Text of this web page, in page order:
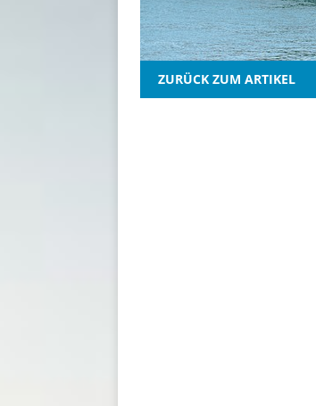
ZURÜCK ZUM ARTIKEL